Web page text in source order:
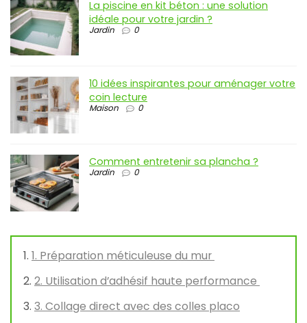
La piscine en kit béton : une solution
idéale pour votre jardin ?
Jardin 0
10 idées inspirantes pour aménager votre
coin lecture
Maison 0
Comment entretenir sa plancha ?
Jardin 0
1. Préparation méticuleuse du mur
2. Utilisation d’adhésif haute performance
3. Collage direct avec des colles placo